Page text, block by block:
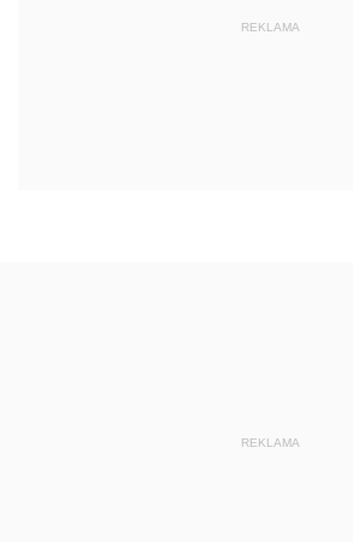
REKLAMA
REKLAMA